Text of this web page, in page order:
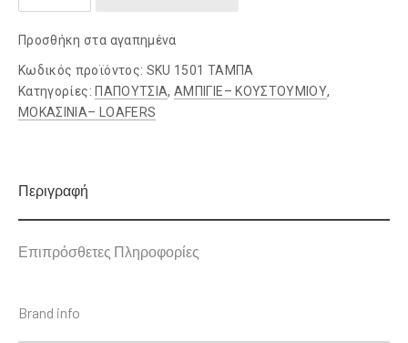
Προσθήκη στα αγαπημένα
Κωδικός προϊόντος: SKU 1501 ΤΑΜΠΑ
Κατηγορίες: ΠΑΠΟΥΤΣΙΑ,ΑΜΠΙΓΙΕ– ΚΟΥΣΤΟΥΜΙΟΥ,
ΜΟΚΑΣΙΝΙΑ– LOAFERS
Περιγραφή
Επιπρόσθετες Πληροφορίες
Brand info